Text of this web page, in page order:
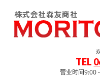
TEL
营业时间9:00